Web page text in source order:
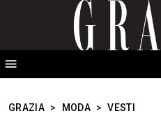
GRAZIA > MODA > VESTI